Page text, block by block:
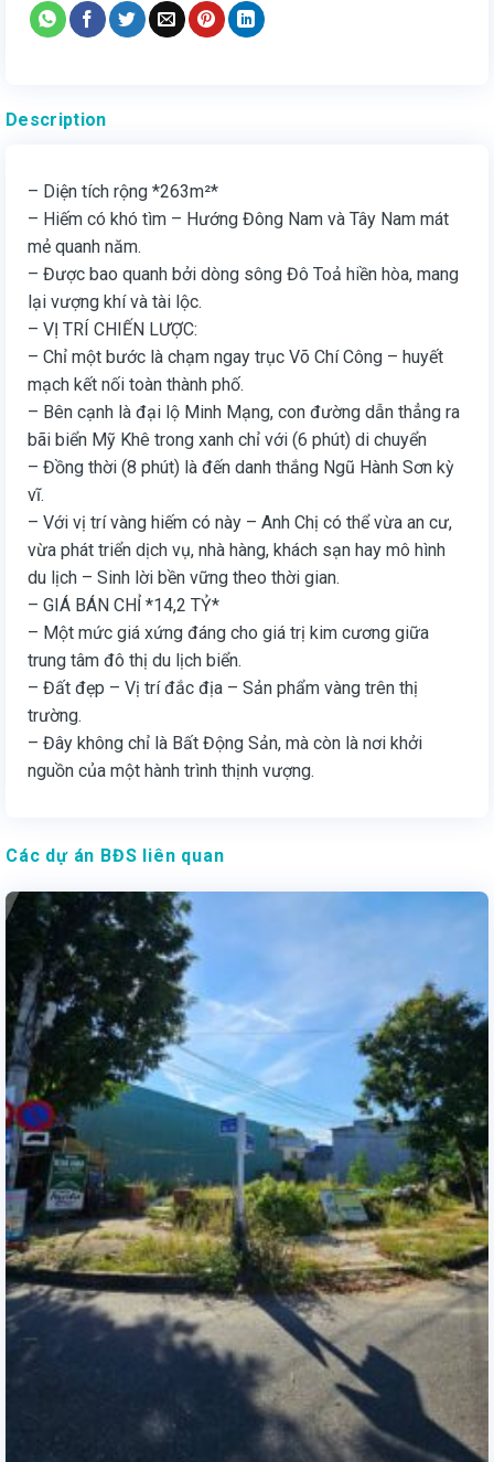
Description
– Diện tích rộng *263m²*
– Hiếm có khó tìm – Hướng Đông Nam và Tây Nam mát
mẻ quanh năm.
– Được bao quanh bởi dòng sông Đô Toả hiền hòa, mang
lại vượng khí và tài lộc.
– VỊ TRÍ CHIẾN LƯỢC:
– Chỉ một bước là chạm ngay trục Võ Chí Công – huyết
mạch kết nối toàn thành phố.
– Bên cạnh là đại lộ Minh Mạng, con đường dẫn thẳng ra
bãi biển Mỹ Khê trong xanh chỉ với (6 phút) di chuyển
– Đồng thời (8 phút) là đến danh thắng Ngũ Hành Sơn kỳ
vĩ.
– Với vị trí vàng hiếm có này – Anh Chị có thể vừa an cư,
vừa phát triển dịch vụ, nhà hàng, khách sạn hay mô hình
du lịch – Sinh lời bền vững theo thời gian.
– GIÁ BÁN CHỈ *14,2 TỶ*
– Một mức giá xứng đáng cho giá trị kim cương giữa
trung tâm đô thị du lịch biển.
– Đất đẹp – Vị trí đắc địa – Sản phẩm vàng trên thị
trường.
– Đây không chỉ là Bất Động Sản, mà còn là nơi khởi
nguồn của một hành trình thịnh vượng.
Các dự án BĐS liên quan